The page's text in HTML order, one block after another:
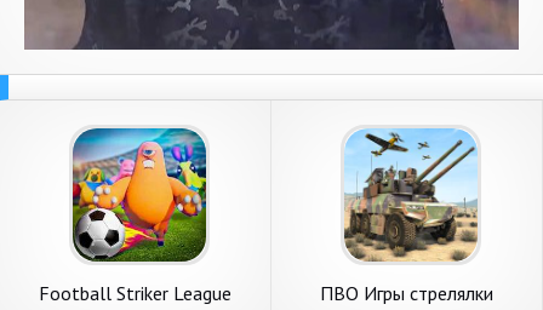
Football Striker League ПВО Игры стрелялки